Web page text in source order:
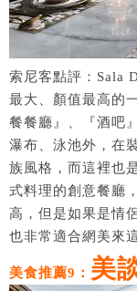
索尼客點評：Sala
最大、顏值最高的
餐餐廳』、『酒吧
瀑布、泳池外，在
族風格，而這裡也
式料理的創意餐廳
高，但是如果是情
也非常適合網美來
美食推薦9： 美